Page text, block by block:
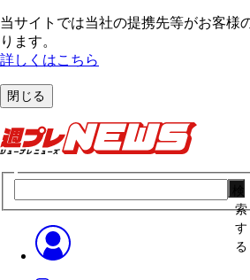
当サイトでは当社の提携先等がお客様
ります。
詳しくはこちら
閉じる
索
す
る